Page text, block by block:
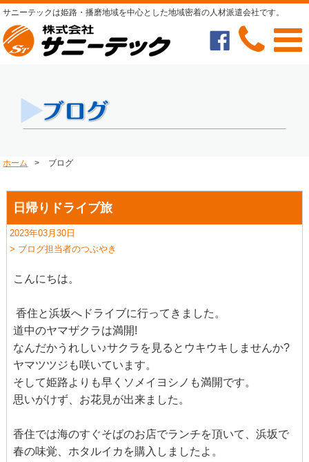
サニーテックは姫路・播磨地域を中心とした地域密着の人材派遣会社です。
ホーム > ブログ
日帰りドライブ旅
2023年03月30日
> ブログ担当者のつぶやき
こんにちは。
香住と浜坂へドライブに行ってきました。
道中のヤマザクラは満開!
なんだかうれしい♪サクラを見るとウキウキしませんか?
ヤマツツジも咲いています。
そして姫路よりも早くソメイヨシノも満開です。
思いがけず、お花見が出来ました。
香住では海のすぐそばのお店でランチを頂いて、浜坂で
春の味覚、ホタルイカを購入しましたよ。